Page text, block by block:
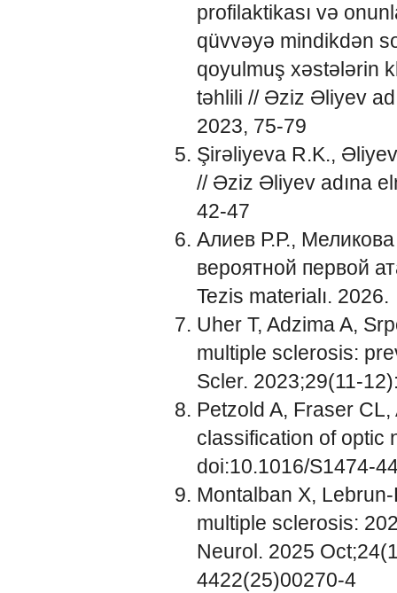
profilaktikası və
qüvvəyə mindikdən
qoyulmuş xəstələrin
təhlili // Əziz Əliyev
2023, 75-79
Şirəliyeva R.K.,
// Əziz Əliyev adına
42-47
Алиев Р.Р.,
вероятной первой
Tezis materialı. 2026.
Uher T, Adzima A,
multiple sclerosis:
Scler. 2023;29(11-
Petzold A, Fraser
classification of optic
doi:10.1016/S1474-
Montalban X,
multiple sclerosis:
Neurol. 2025
4422(25)00270-4